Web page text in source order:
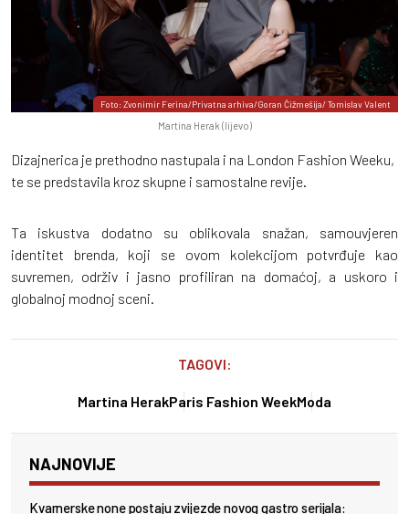
Foto: Zvonimir Ferina/Privatna arhiva/Goran Čižmešija/ Tomislav Valent
Martina Herak (lijevo)
Dizajnerica je prethodno nastupala i na London Fashion Weeku,
te se predstavila kroz skupne i samostalne revije.
Ta iskustva dodatno su oblikovala snažan, samouvjeren
identitet brenda, koji se ovom kolekcijom potvrđuje kao
suvremen, održiv i jasno profiliran na domaćoj, a uskoro i
globalnoj modnoj sceni.
TAGOVI:
Martina HerakParis Fashion WeekModa
NAJNOVIJE
Kvarnerske none postaju zvijezde novog gastro serijala: